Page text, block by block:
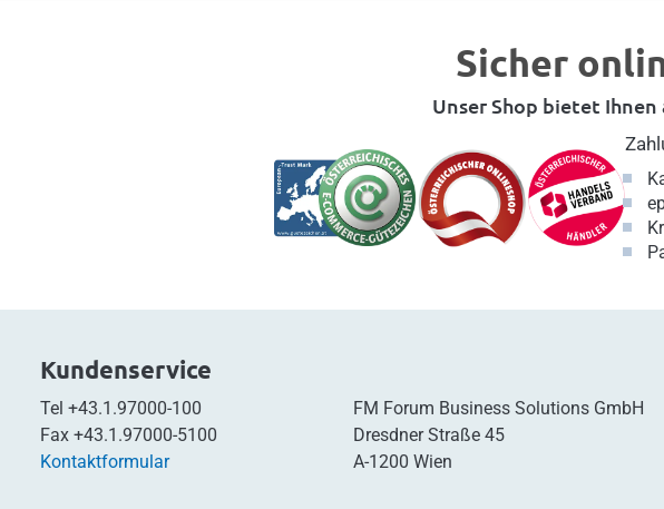
Sicher
Unser Shop bietet
Kundenservice
Tel +43.1.97000-100
Fax +43.1.97000-5100
Kontaktformular
FM Forum Business Solutions GmbH
Dresdner Straße 45
A-1200 Wien